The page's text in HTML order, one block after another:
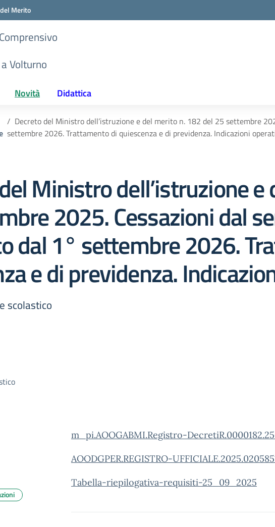
Merito
Volturno
Novità Didattica
Decreto del Ministro dell’istruzione e del merito n. 182 del 25 settembre
settembre 2026. Trattamento di quiescenza e di previdenza. Indicazioni
Ministro dell’istruzione
2025. Cessazioni dal
dal 1° settembre 2026.
e di previdenza.
scolastico
m_pi.AOOGABMI.Registro-
AOODGPER.REGISTRO-
Tabella-riepilogativa-requisiti-25_09_2025